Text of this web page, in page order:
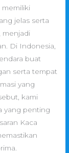
memiliki
jelas serta
menjadi
Di Indonesia,
buat
serta tempat
yang
kami
yang penting
Kaca